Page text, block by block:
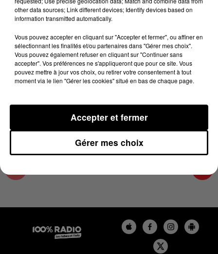
100%
100% Radio l'agenda du sud Tarn
15 mai 2025 - 1 min 14 sec
L'AGENDA DU SUD TARN DU 15/05/2025 À
10H42
L'AGENDA DU SUD TARN
other data sources; Link different devices; Identify devices based on
information transmitted automatically.
Vous pouvez accepter en cliquant sur "Accepter et fermer", ou affiner en
sélectionnant les finalités et/ou partenaires dans "Gérer mes choix".
Vous pouvez également refuser en cliquant sur "Continuer sans
accepter". Vos préférences ne s'appliqueront que pour ce site. Vous
pouvez mettre à jour vos choix, ou retirer votre consentement à tout
moment via le lien "Gérer les cookies" situé en bas de chaque page.
Gérer mes choix
Accepter et fermer